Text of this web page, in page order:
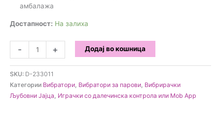
амбалажа
Достапност: На залиха
-
PrettyLove
-
Catalina
App
Control
Луксузен
+ Додај во кошница
SKU: D-233011
Категории Вибратори Вибратори за парови Вибрирачки
Љубовни Јајца Играчки со далечинска контрола или Mob App